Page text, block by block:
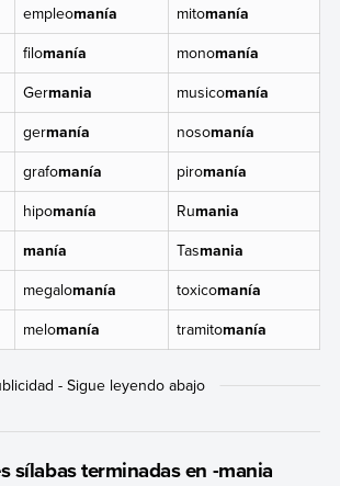
empleomanía mitomanía
filomanía monomanía
Germania musicomanía
germanía nosomanía
grafomanía piromanía
hipomanía Rumania
manía Tasmania
megalomanía toxicomanía
melomanía tramitomanía
sílabas terminadas en -mania